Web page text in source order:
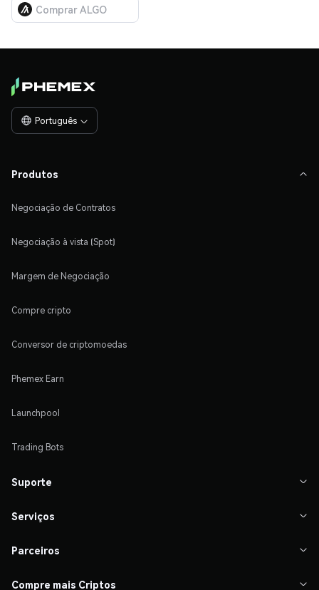
Comprar ALGO
Português 
Produtos 
Negociação de Contratos
Negociação à vista (Spot)
Margem de Negociação
Compre cripto
Conversor de criptomoedas
Phemex Earn
Launchpool
Trading Bots
Suporte 
Serviços 
Parceiros 
Compre mais Criptos 